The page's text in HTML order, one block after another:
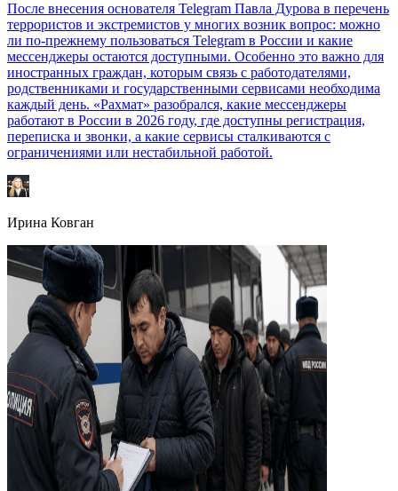
После внесения основателя Telegram Павла Дурова в перечень
террористов и экстремистов у многих возник вопрос: можно
ли по-прежнему пользоваться Telegram в России и какие
мессенджеры остаются доступными. Особенно это важно для
иностранных граждан, которым связь с работодателями,
родственниками и государственными сервисами необходима
каждый день. «Рахмат» разобрался, какие мессенджеры
работают в России в 2026 году, где доступны регистрация,
переписка и звонки, а какие сервисы сталкиваются с
ограничениями или нестабильной работой.
Ирина Ковган